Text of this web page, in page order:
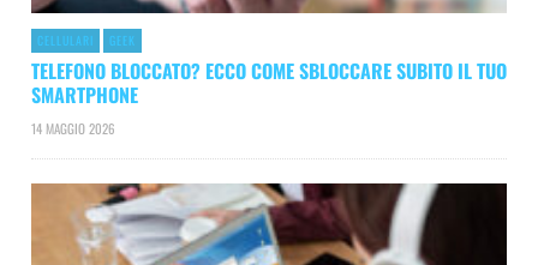
CELLULARI GEEK
TELEFONO BLOCCATO? ECCO COME SBLOCCARE SUBITO IL TUO
SMARTPHONE
14 MAGGIO 2026